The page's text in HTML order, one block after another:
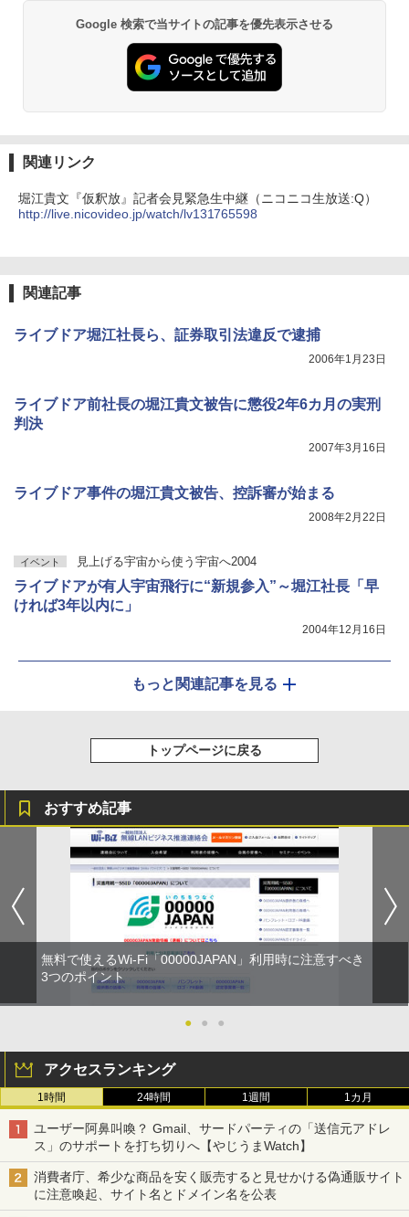
Google 検索で当サイトの記事を優先表示させる
関連リンク
堀江貴文『仮釈放』記者会見緊急生中継（ニコニコ生放送:Q）
http://live.nicovideo.jp/watch/lv131765598
関連記事
ライブドア堀江社長ら、証券取引法違反で逮捕
2006年1月23日
ライブドア前社長の堀江貴文被告に懲役2年6カ月の実刑
判決
2007年3月16日
ライブドア事件の堀江貴文被告、控訴審が始まる
2008年2月22日
イベント 見上げる宇宙から使う宇宙へ2004
ライブドアが有人宇宙飛行に“新規参入”～堀江社長「早
ければ3年以内に」
2004年12月16日
もっと関連記事を見る
トップページに戻る
おすすめ記事
無料で使えるWi-Fi「00000JAPAN」利用時に注意すべき
3つのポイント
● ● ●
アクセスランキング
1時間 24時間 1週間 1カ月
ユーザー阿鼻叫喚？ Gmail、サードパーティの「送信元アドレ
ス」のサポートを打ち切りへ【やじうまWatch】
消費者庁、希少な商品を安く販売すると見せかける偽通販サイト
に注意喚起、サイト名とドメイン名を公表